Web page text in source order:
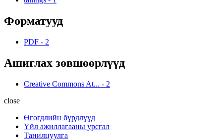
Форматууд
PDF - 2
Ашиглах зөвшөөрлүүд
Creative Commons At... - 2
close
Өгөгдлийн бүрдлүүд
Үйл ажиллагааны урсгал
Танилцуулга